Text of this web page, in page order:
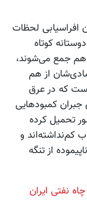
لحظات
کوتاه
هم جمع می‌شوند،
از هم
که در عرق
کمبودهایی
تحمیل کرده
کم‌نداشته‌اند و
از تنگه
نفتی ایران